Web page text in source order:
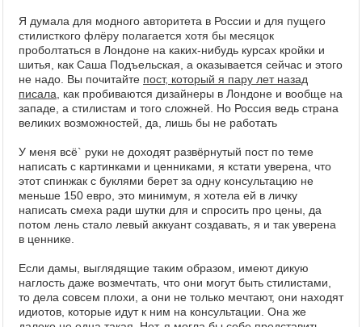
Я думала для модного авторитета в России и для пущего
стилисткого флёру полагается хотя бы месяцок
проболтаться в Лондоне на каких-нибудь курсах кройки и
шитья, как Саша Подъельская, а оказывается сейчас и этого
не надо. Вы почитайте пост, который я пару лет назад
писала , как пробиваются дизайнеры в Лондоне и вообще на
западе, а стилистам и того сложней. Но Россия ведь страна
великих возможностей, да, лишь бы не работать
У меня всё` руки не доходят развёрнутый пост по теме
написать с картинками и ценниками, я кстати уверена, что
этот спинжак с буклями берет за одну консультацию не
меньше 150 евро, это минимум, я хотела ей в личку
написать смеха ради шутки для и спросить про цены, да
потом лень стало левый аккуант создавать, я и так уверена
в ценнике.
Если дамы, выглядящие таким образом, имеют дикую
наглость даже возмечтать, что они могут быть стилистами,
то дела совсем плохи, а они не только мечтают, они находят
идиотов, которые идут к ним на консультации. Она же